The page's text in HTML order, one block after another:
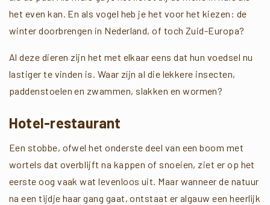
het even kan. En als vogel heb je het voor het kiezen: de
winter doorbrengen in Nederland, of toch Zuid-Europa?
Al deze dieren zijn het met elkaar eens dat hun voedsel nu
lastiger te vinden is. Waar zíjn al die lekkere insecten,
paddenstoelen en zwammen, slakken en wormen?
Hotel-restaurant
Een stobbe, ofwel het onderste deel van een boom met
wortels dat overblijft na kappen of snoeien, ziet er op het
eerste oog vaak wat levenloos uit. Maar wanneer de natuur
na een tijdje haar gang gaat, ontstaat er algauw een heerlijk